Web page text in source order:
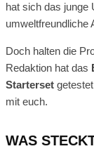
hat sich das junge
umweltfreundliche
Doch halten die
Redaktion hat das
Starterset
mit euch.
WAS